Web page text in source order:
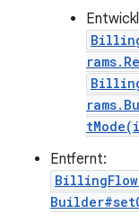
Entfernt: